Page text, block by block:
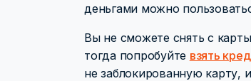
деньгами можно
Вы не сможете снять с
тогда попробуйте взять
не заблокированную карту,